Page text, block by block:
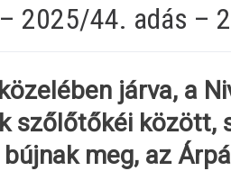
2025/44. adás –
járva, a
szőlőtőkéi között,
meg, az